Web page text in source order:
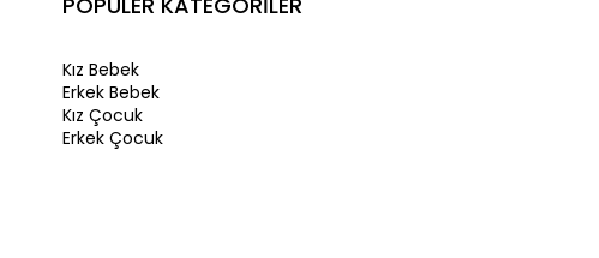
Kız Bebek
Erkek Bebek
Kız Çocuk
Erkek Çocuk